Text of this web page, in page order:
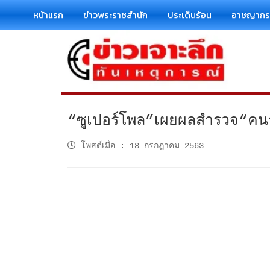
หน้าแรก ข่าวพระราชสำนัก ประเด็นร้อน อาชญาก
“ซูเปอร์โพล”เผยผลสำรวจ“
โพสต์เมื่อ : 18 กรกฎาคม 2563